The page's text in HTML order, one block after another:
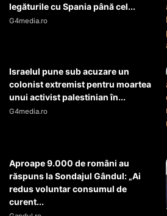
legăturile cu Spania până cel...
G4media.ro
Israelul pune sub acuzare un
colonist extremist pentru moartea
unui activist palestinian în...
G4media.ro
Aproape 9.000 de români au
răspuns la Sondajul Gândul: „Ai
redus voluntar consumul de
curent...